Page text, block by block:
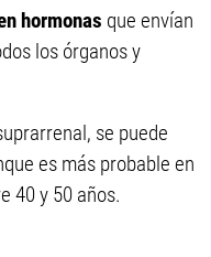
hormonas que envían
los órganos y
se puede
es más probable en
40 y 50 años.